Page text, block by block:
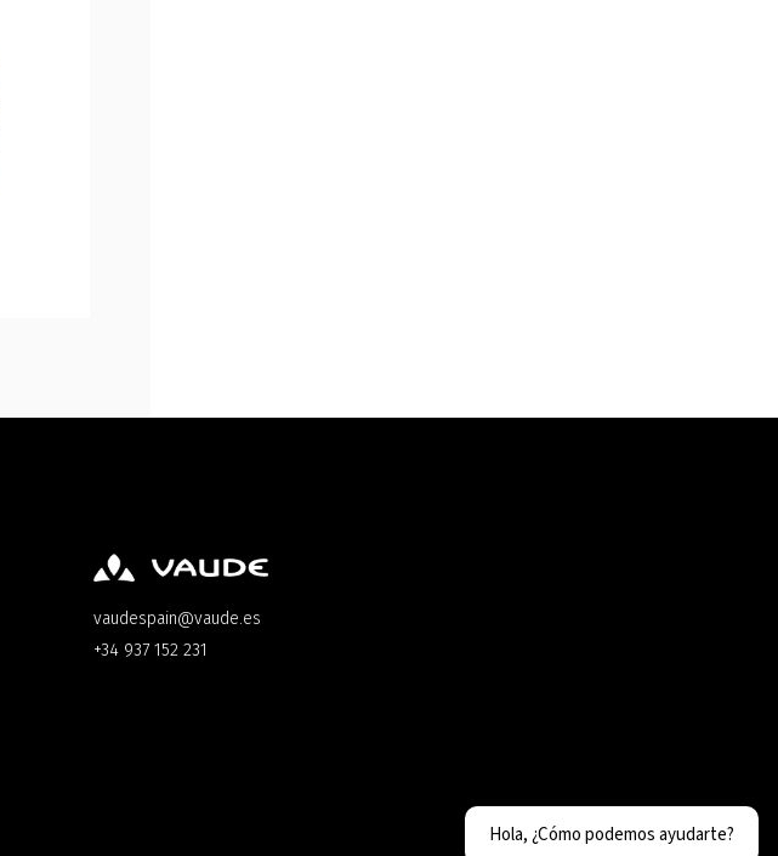
vaudespain@vaude.es
+34 937 152 231
Hola, ¿Cómo podemos ayudarte?